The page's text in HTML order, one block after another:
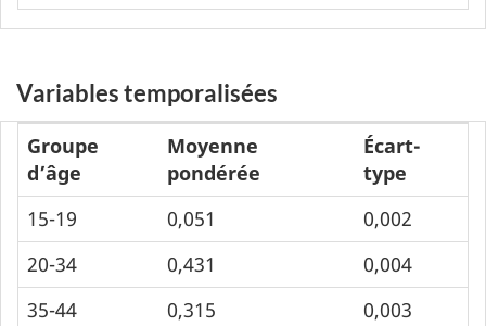
Variables temporalisées
Groupe
d’âge
Moyenne
pondérée
Écart-
type
15-19
0,051
0,002
20-34
0,431
0,004
35-44
0,315 0,003